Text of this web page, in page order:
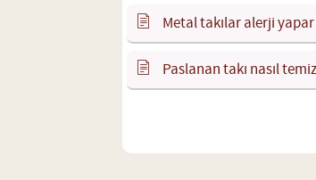
Metal takılar alerji yapar
Paslanan takı nasıl